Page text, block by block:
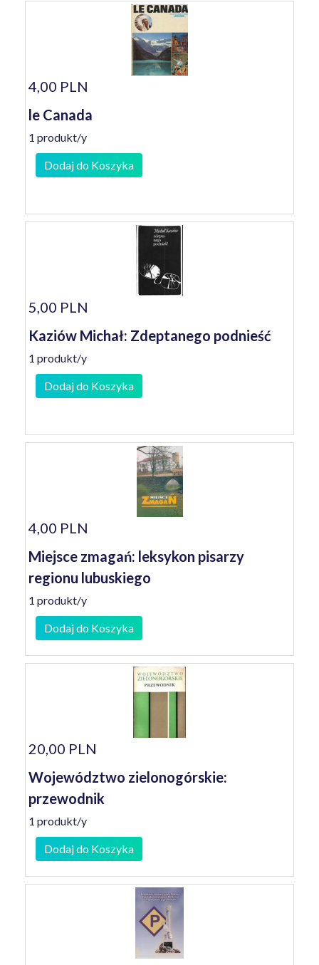
4,00 PLN
le Canada
1 produkt/y
Dodaj do Koszyka
5,00 PLN
Kaziów Michał: Zdeptanego podnieść
1 produkt/y
Dodaj do Koszyka
4,00 PLN
Miejsce zmagań: leksykon pisarzy
regionu lubuskiego
1 produkt/y
Dodaj do Koszyka
20,00 PLN
Województwo zielonogórskie:
przewodnik
1 produkt/y
Dodaj do Koszyka